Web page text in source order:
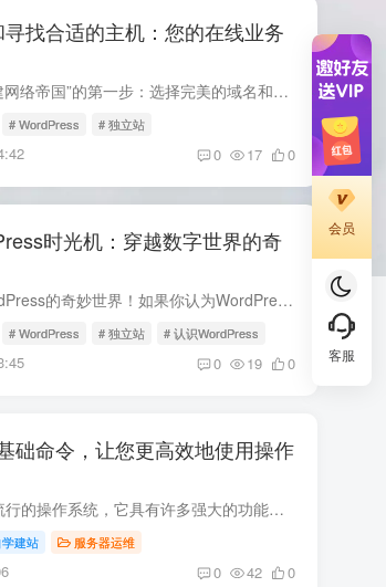
找合适的主机：您的在线业务
欢迎来到“搭建网络帝国”的第一步：选择完美的域名和找到理想的主机！无论您是在国内开展业务，还是打算在国际舞台上崭露头角，选择合适的域名和主机服务商是成功的关键。让我们一起深入探索这...
# WordPress # 独立站
0 17 0
时光机：穿越数字世界的奇
欢迎来到WordPress的奇妙世界！如果你认为WordPress只是一个普通的网站建设工具，那么请坐好，准备好被惊喜吧！ WordPress，不只是个博客平台 在2003年，两位年轻的网络爱好者Matt Mullenweg和M...
# WordPress # 独立站 # 认识WordPress
0 19 0
础命令，让您更高效地使用操作
Linux是一种流行的操作系统，它具有许多强大的功能和工具。作为一名Linux用户，掌握基础命令是非常重要的。本文将介绍一些常用的Linux命令，帮助您更加高效地使用Linux系统。 1. ls ls命令用于...
建站 服务器运维
0 42 0
会员
客服